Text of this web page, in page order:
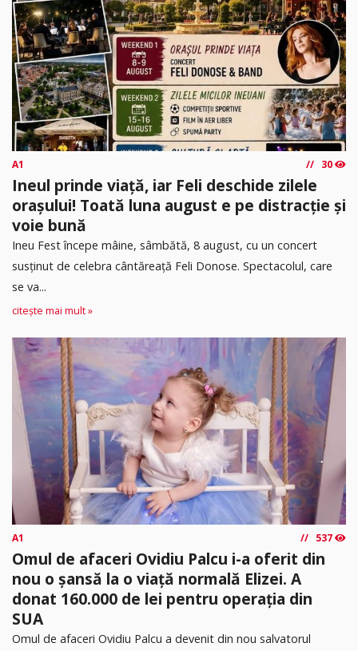
A1 30
Ineul prinde viață, iar Feli deschide zilele
orașului! Toată luna august e pe distracție și
voie bună
Ineu Fest începe mâine, sâmbătă, 8 august, cu un concert
susținut de celebra cântăreață Feli Donose. Spectacolul, care
se va...
citește mai mult »
A1 537
Omul de afaceri Ovidiu Palcu i-a oferit din
nou o șansă la o viață normală Elizei. A
donat 160.000 de lei pentru operația din
SUA
Omul de afaceri Ovidiu Palcu a devenit din nou salvatorul